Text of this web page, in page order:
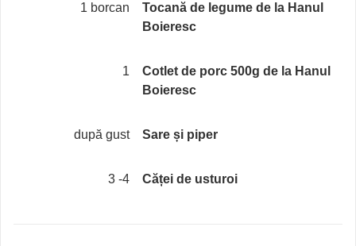
1 borcan
Tocană de legume de la Hanul
Boieresc
1
Cotlet de porc 500g de la Hanul
Boieresc
după gust Sare și piper
3 -4 Căței de usturoi